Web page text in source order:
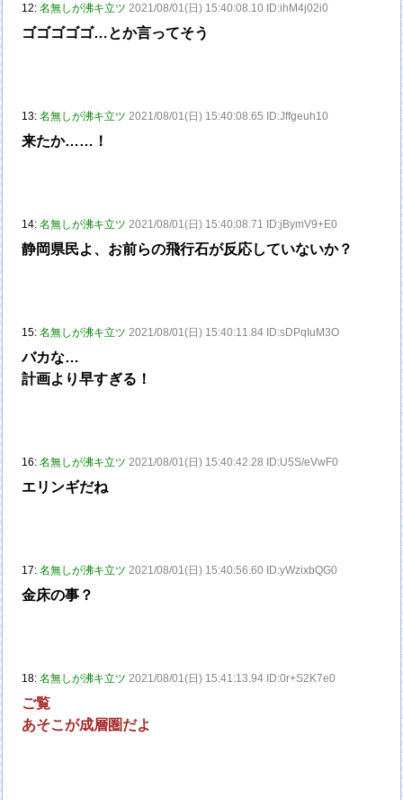
12:名無しが沸キ立ツ 2021/08/01(日) 15:40:08.10 ID:ihM4j02i0
ゴゴゴゴゴ…とか言ってそう
13:名無しが沸キ立ツ 2021/08/01(日) 15:40:08.65 ID:Jffgeuh10
来たか……！
14:名無しが沸キ立ツ 2021/08/01(日) 15:40:08.71 ID:jBymV9+E0
静岡県民よ、お前らの飛行石が反応していないか？
15:名無しが沸キ立ツ 2021/08/01(日) 15:40:11.84 ID:sDPqIuM3O
バカな…
計画より早すぎる！
16:名無しが沸キ立ツ 2021/08/01(日) 15:40:42.28 ID:U5S/eVwF0
エリンギだね
17:名無しが沸キ立ツ 2021/08/01(日) 15:40:56.60 ID:yWzixbQG0
金床の事？
18:名無しが沸キ立ツ 2021/08/01(日) 15:41:13.94 ID:0r+S2K7e0
ご覧
あそこが成層圏だよ